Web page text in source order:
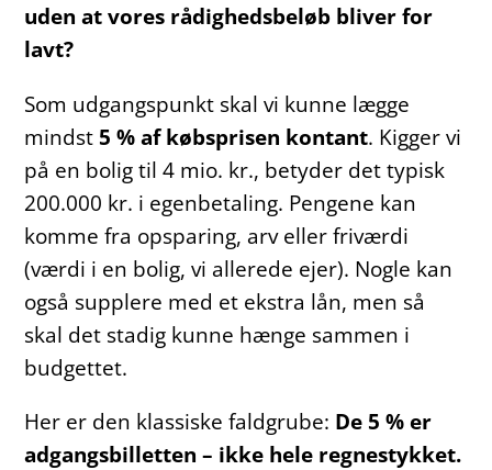
uden at vores rådighedsbeløb bliver for
lavt?
Som udgangspunkt skal vi kunne lægge
mindst 5 % af købsprisen kontant. Kigger vi
på en bolig til 4 mio. kr., betyder det typisk
200.000 kr. i egenbetaling. Pengene kan
komme fra opsparing, arv eller friværdi
(værdi i en bolig, vi allerede ejer). Nogle kan
også supplere med et ekstra lån, men så
skal det stadig kunne hænge sammen i
budgettet.
Her er den klassiske faldgrube: De 5 % er
adgangsbilletten – ikke hele regnestykket.